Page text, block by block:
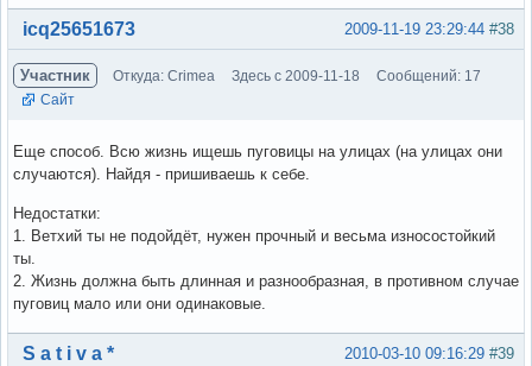
Вне форума #38
2009-11-19 23:29:44
icq25651673
Участник Откуда: Crimea Здесь с 2009-11-18
Сообщений: 17
Сайт
Еще способ. Всю жизнь ищешь пуговицы на улицах (на улицах они
случаются). Найдя - пришиваешь к себе.
Недостатки:
1. Ветхий ты не подойдёт, нужен прочный и весьма износостойкий
ты.
2. Жизнь должна быть длинная и разнообразная, в противном случае
пуговиц мало или они одинаковые.
Вне форума #39
2010-03-10 09:16:29
S a t i v a *